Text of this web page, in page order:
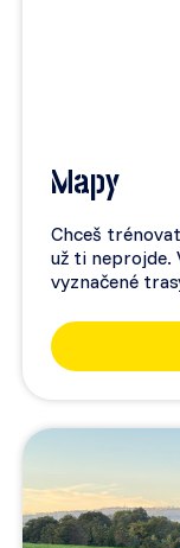
Mapy
Chceš
už ti neprojde.
vyznačené